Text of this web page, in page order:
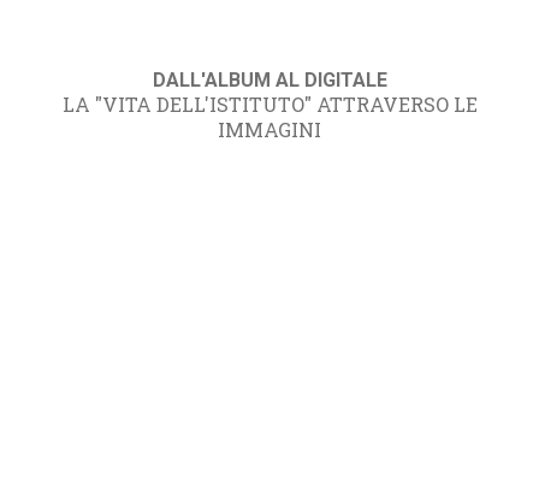
DALL'ALBUM AL DIGITALE
LA "VITA DELL'ISTITUTO" ATTRAVERSO LE
IMMAGINI